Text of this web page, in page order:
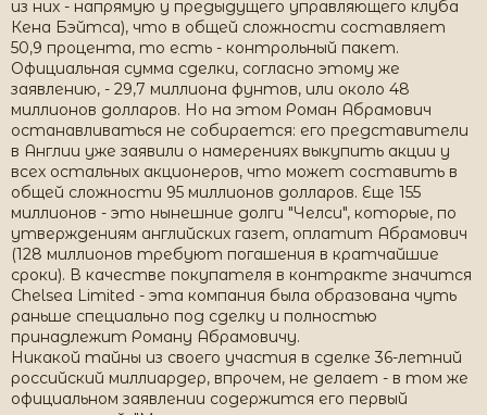
из них - напрямую у предыдущего управляющего клуба
Кена Бэйтса), что в общей сложности составляет
50,9 процента, то есть - контрольный пакет.
Официальная сумма сделки, согласно этому же
заявлению, - 29,7 миллиона фунтов, или около 48
миллионов долларов. Но на этом Роман Абрамович
останавливаться не собирается: его представители
в Англии уже заявили о намерениях выкупить акции у
всех остальных акционеров, что может составить в
общей сложности 95 миллионов долларов. Еще 155
миллионов - это нынешние долги "Челси", которые, по
утверждениям английских газет, оплатит Абрамович
(128 миллионов требуют погашения в кратчайшие
сроки). В качестве покупателя в контракте значится
Chelsea Limited - эта компания была образована чуть
раньше специально под сделку и полностью
принадлежит Роману Абрамовичу.
Никакой тайны из своего участия в сделке 36-летний
российский миллиардер, впрочем, не делает - в том же
официальном заявлении содержится его первый